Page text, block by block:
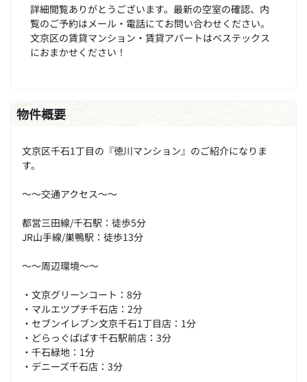
詳細閲覧ありがとうございます。最新の空室の確認、内
覧のご予約はメール・電話にてお問い合わせください。
文京区の賃貸マンション・賃貸アパートはベステックス
におまかせください！
物件概要
文京区千石1丁目の『徳川マンション』のご紹介になりま
す。
～～交通アクセス～～
都営三田線/千石駅：徒歩5分
JR山手線/巣鴨駅：徒歩13分
～～周辺環境～～
・文京グリーンコート：8分
・マルエツプチ千石店：2分
・セブンイレブン文京千石1丁目店：1分
・どらっぐぱぱす千石駅前店：3分
・千石緑地：1分
・デニーズ千石店：3分